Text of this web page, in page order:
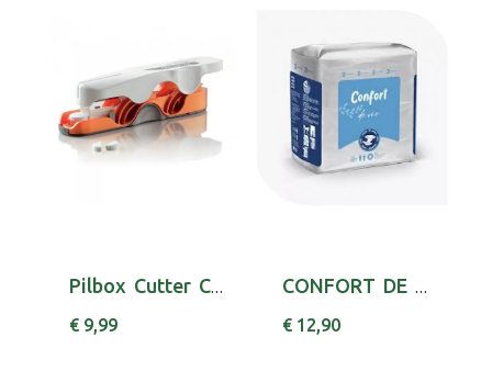
Pilbox Cutter Corta Comprimidos
€ 9,99
CONFORT DE VIE FRALDA INCONT M X20
€ 12,90